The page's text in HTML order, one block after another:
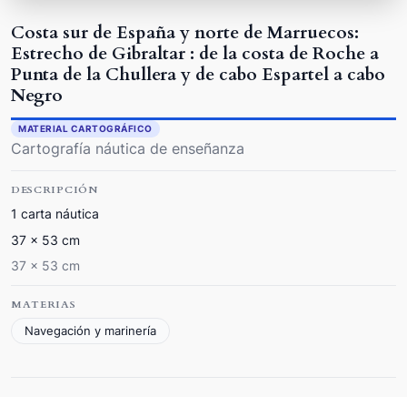
Costa sur de España y norte de Marruecos:
Estrecho de Gibraltar : de la costa de Roche a
Punta de la Chullera y de cabo Espartel a cabo
Negro
MATERIAL CARTOGRÁFICO
Cartografía náutica de enseñanza
DESCRIPCIÓN
1 carta náutica
37 x 53 cm
37 x 53 cm
MATERIAS
Navegación y marinería